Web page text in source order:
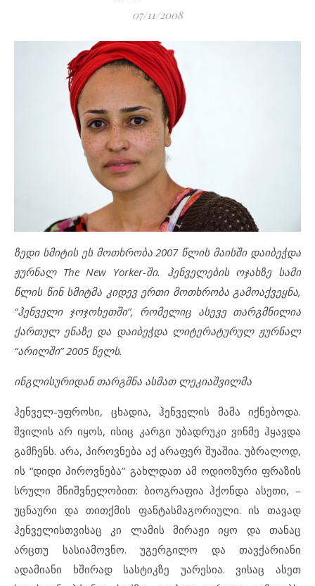
07/11/2008
ზედი სმიტის ეს მოთხრობა 2007 წლის მაისში დაიბეჭდა
ჟურნალ The New Yorker-ში. ჰენველების ოჯახზე სამი
წლის წინ სმიტმა კიდევ ერთი მოთხრობა გამოაქვეყნა,
“ჰენველი ჯოჯოხეთში”, რომელიც ასევე თარგმნილია
ქართულ ენაზე და დაიბეჭდა ლიტერატურულ ჟურნალ
“არილში” 2005 წელს.
ინგლისურიდან თარგმნა ასმათ ლეკიაშვილმა
ჰენველ-უფროსი, ცხადია, ჰენველის მამა იქნებოდა.
შვილის არ იყოს, ისიც კარგი უბადრუკი ვინმე ჰყავდა
გამჩენს. არა, პიროვნება აქ არაფერ შუაშია. უბრალოდ,
ის “დიდი პიროვნება” გახლდათ ამ ოდიოზური ფრაზის
სრული მნიშვნელობით: ბიოგრაფია ჰქონდა ასეთი, –
უცნაური და თითქმის ფანტასმაგორიული. ის თავად
ჰენველისთვისაც კი ლამის მირაჟი იყო და თანაც
არცთუ სასიამოვნო. უგერგილო და თავქარიანი
ადამიანი ხშირად სასტიკზე უარესია. ვისაც ასეთ